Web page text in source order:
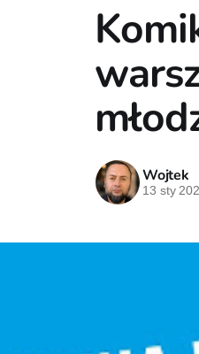
Wojtek
13 sty